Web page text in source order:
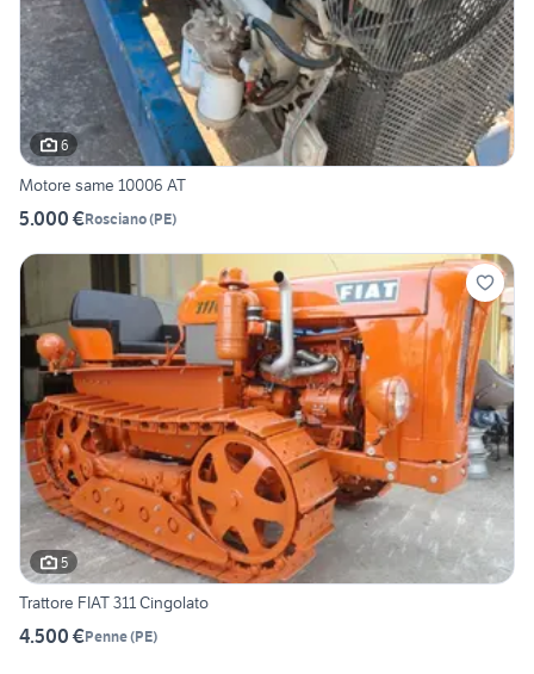
6
Motore same 10006 AT
5.000 €Rosciano(PE)
5
Trattore FIAT 311 Cingolato
4.500 €Penne(PE)